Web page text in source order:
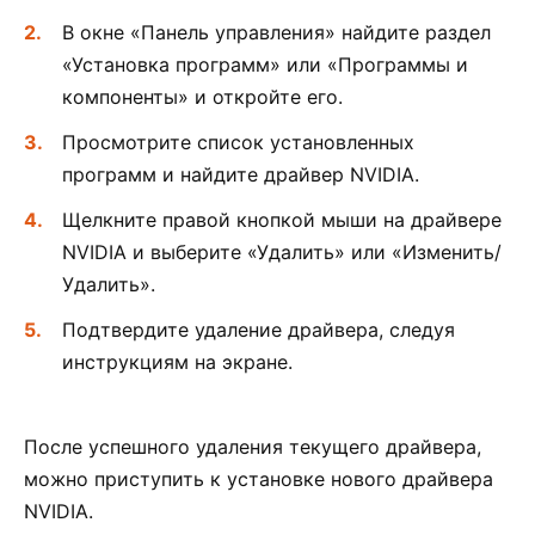
В окне «Панель управления» найдите раздел
«Установка программ» или «Программы и
компоненты» и откройте его.
Просмотрите список установленных
программ и найдите драйвер NVIDIA.
Щелкните правой кнопкой мыши на драйвере
NVIDIA и выберите «Удалить» или «Изменить/
Удалить».
Подтвердите удаление драйвера, следуя
инструкциям на экране.
После успешного удаления текущего драйвера,
можно приступить к установке нового драйвера
NVIDIA.